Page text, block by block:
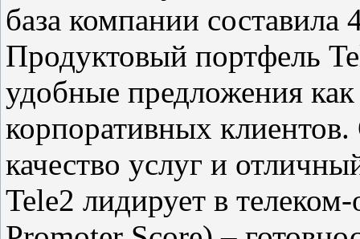
база компании составила
Продуктовый портфель
удобные предложения
корпоративных
качество услуг и
Tele2 лидирует в